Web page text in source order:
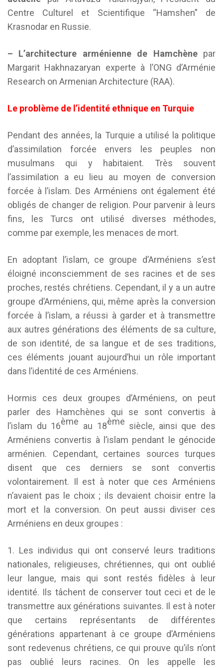
Centre Culturel et Scientifique “Hamshen” de
Krasnodar en Russie.
– L’architecture arménienne de Hamchènepar
Margarit Hakhnazaryan experte à l’ONG d’Arménie
Research on Armenian Architecture (RAA).
Le problème de l’identité ethnique en Turquie
Pendant des années, la Turquie a utilisé la politique
d’assimilation forcée envers les peuples non
musulmans qui y habitaient. Très souvent
l’assimilation a eu lieu au moyen de conversion
forcée à l’islam. Des Arméniens ont également été
obligés de changer de religion. Pour parvenir à leurs
fins, les Turcs ont utilisé diverses méthodes,
comme par exemple, les menaces de mort.
En adoptant l’islam, ce groupe d’Arméniens s’est
éloigné inconsciemment de ses racines et de ses
proches, restés chrétiens. Cependant, il y a un autre
groupe d’Arméniens, qui, même après la conversion
forcée à l’islam, a réussi à garder et à transmettre
aux autres générations des éléments de sa culture,
de son identité, de sa langue et de ses traditions,
ces éléments jouant aujourd’hui un rôle important
dans l’identité de ces Arméniens.
Hormis ces deux groupes d’Arméniens, on peut
parler des Hamchènes qui se sont convertis à
l’islam du 16ème au 18ème siècle, ainsi que des
Arméniens convertis à l’islam pendant le génocide
arménien. Cependant, certaines sources turques
disent que ces derniers se sont convertis
volontairement. Il est à noter que ces Arméniens
n’avaient pas le choix ; ils devaient choisir entre la
mort et la conversion. On peut aussi diviser ces
Arméniens en deux groupes :
1. Les individus qui ont conservé leurs traditions
nationales, religieuses, chrétiennes, qui ont oublié
leur langue, mais qui sont restés fidèles à leur
identité. Ils tâchent de conserver tout ceci et de le
transmettre aux générations suivantes. Il est à noter
que certains représentants de différentes
générations appartenant à ce groupe d’Arméniens
sont redevenus chrétiens, ce qui prouve qu’ils n’ont
pas oublié leurs racines. On les appelle les